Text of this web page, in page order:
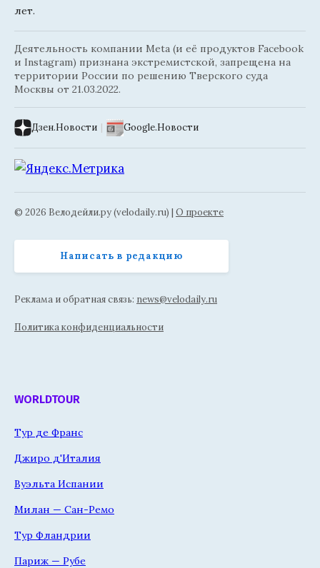
лет.
Деятельность компании Meta (и её продуктов Facebook
и Instagram) признана экстремистской, запрещена на
территории России по решению Тверского суда
Москвы от 21.03.2022.
Дзен.Новости Google.Новости
© 2026 Велодейли.ру (velodaily.ru) | О проекте
Написать в редакцию
Реклама и обратная связь: news@velodaily.ru
Политика конфиденциальности
WORLDTOUR
Тур де Франс
Джиро д'Италия
Вуэльта Испании
Милан — Сан-Ремо
Тур Фландрии
Париж — Рубе